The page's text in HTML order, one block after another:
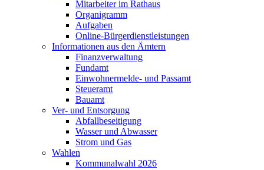
Mitarbeiter im Rathaus
Organigramm
Aufgaben
Online-Bürgerdienstleistungen
Informationen aus den Ämtern
Finanzverwaltung
Fundamt
Einwohnermelde- und Passamt
Steueramt
Bauamt
Ver- und Entsorgung
Abfallbeseitigung
Wasser und Abwasser
Strom und Gas
Wahlen
Kommunalwahl 2026